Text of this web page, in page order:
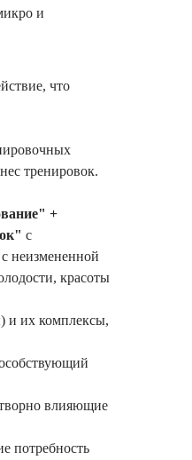
и
что
тренировок.
+
с
неизмененной
красоты
и их комплексы,
влияющие
потребность